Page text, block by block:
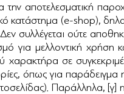
αποτελεσματική
κατάστημα (e-shop),
συλλέγεται ούτε
για μελλοντική χρήση
σε
όπως για
Παράλληλα,